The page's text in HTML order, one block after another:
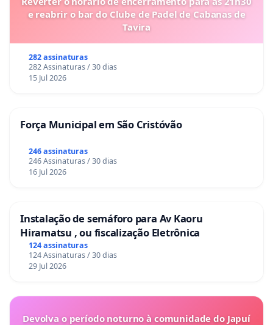
e reabrir o bar do Clube de Padel de Cabanas de
Tavira
282 assinaturas
282 Assinaturas / 30 dias
15 Jul 2026
Força Municipal em São Cristóvão
246 assinaturas
246 Assinaturas / 30 dias
16 Jul 2026
Instalação de semáforo para Av Kaoru
Hiramatsu , ou fiscalização Eletrônica
124 assinaturas
124 Assinaturas / 30 dias
29 Jul 2026
Devolva o período noturno à comunidade do Japuí